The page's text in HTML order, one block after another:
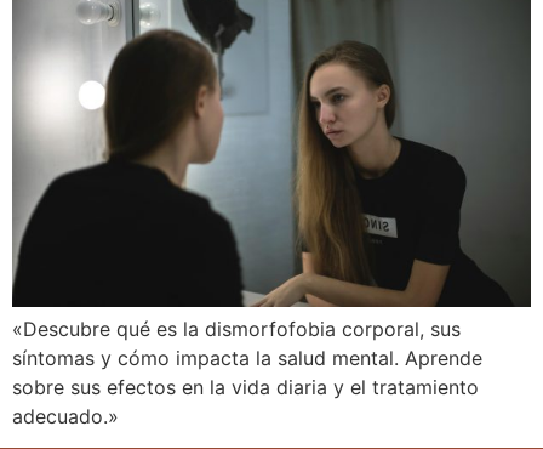
«Descubre qué es la dismorfofobia corporal, sus
síntomas y cómo impacta la salud mental. Aprende
sobre sus efectos en la vida diaria y el tratamiento
adecuado.»